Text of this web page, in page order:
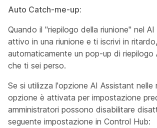
Auto Catch-me-up:
Quando il "riepilogo della riunione" nel
attivo in una riunione e ti iscrivi in
automaticamente un pop-up di
che ti sei perso.
Se si utilizza l'opzione AI Assistant nelle
opzione è attivata per impostazione
amministratori possono disabilitare
seguente impostazione in Control Hub: